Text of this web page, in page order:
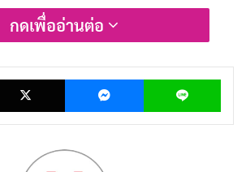
าดเครื่องบดกาแฟแบบโถ
แต่อย่าล้างชิ้นส่วนที่เป็นระบบไฟฟ้า
กดเพื่ออ่านต่อ
X Messenger Line